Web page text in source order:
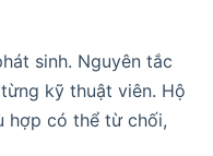
sinh. Nguyên tắc
kỹ thuật viên. Hộ
hợp có thể từ chối,